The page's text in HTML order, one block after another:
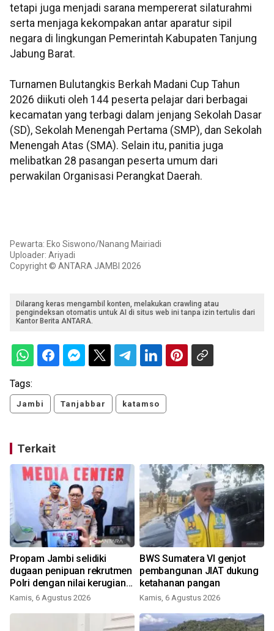
tetapi juga menjadi sarana mempererat silaturahmi
serta menjaga kekompakan antar aparatur sipil
negara di lingkungan Pemerintah Kabupaten Tanjung
Jabung Barat.
Turnamen Bulutangkis Berkah Madani Cup Tahun
2026 diikuti oleh 144 peserta pelajar dari berbagai
kecamatan yang terbagi dalam jenjang Sekolah Dasar
(SD), Sekolah Menengah Pertama (SMP), dan Sekolah
Menengah Atas (SMA). Selain itu, panitia juga
melibatkan 28 pasangan peserta umum dari
perwakilan Organisasi Perangkat Daerah.
Pewarta: Eko Siswono/Nanang Mairiadi
Uploader: Ariyadi
Copyright © ANTARA JAMBI 2026
Dilarang keras mengambil konten, melakukan crawling atau
pengindeksan otomatis untuk AI di situs web ini tanpa izin tertulis dari
Kantor Berita ANTARA.
Tags:
Jambi Tanjabbar katamso
Terkait
Propam Jambi selidiki
dugaan penipuan rekrutmen
Polri dengan nilai kerugian
miliaran
Kamis, 6 Agustus 2026
BWS Sumatera VI genjot
pembangunan JIAT dukung
ketahanan pangan
Kamis, 6 Agustus 2026